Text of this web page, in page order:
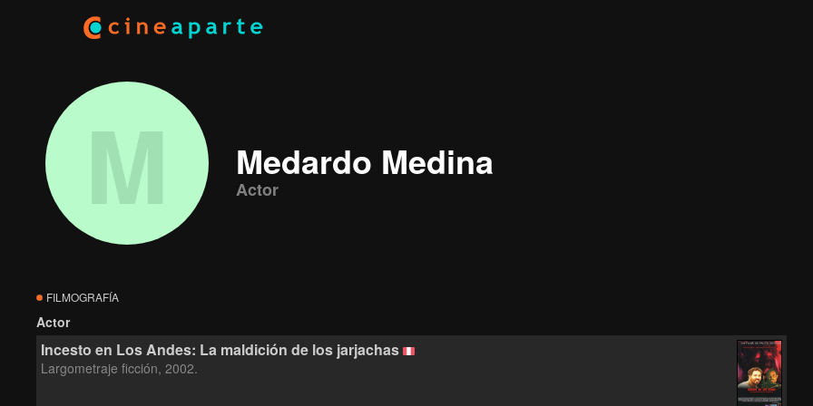
M Medardo Medina
Actor
FILMOGRAFÍA
Actor
Incesto en Los Andes: La maldición de los jarjachas
Largometraje ficción, 2002.